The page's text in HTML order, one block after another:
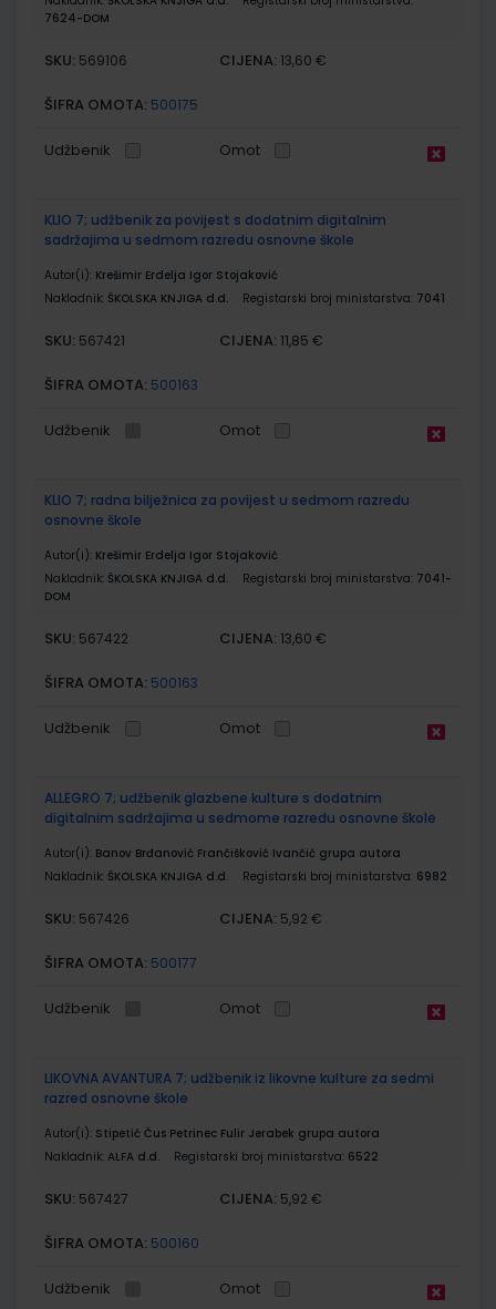
7624-DOM
SKU: 569106 CIJENA: 13,60 €
ŠIFRA OMOTA: 500175
Udžbenik Omot
KLIO 7; udžbenik za povijest s dodatnim digitalnim
sadržajima u sedmom razredu osnovne škole
Autor(i): Krešimir Erdelja Igor Stojaković
Nakladnik: ŠKOLSKA KNJIGA d.d. Registarski broj ministarstva: 7041
SKU: 567421 CIJENA: 11,85 €
ŠIFRA OMOTA: 500163
Udžbenik Omot
KLIO 7; radna bilježnica za povijest u sedmom razredu
osnovne škole
Autor(i): Krešimir Erdelja Igor Stojaković
Nakladnik: ŠKOLSKA KNJIGA d.d. Registarski broj ministarstva: 7041-
DOM
SKU: 567422 CIJENA: 13,60 €
ŠIFRA OMOTA: 500163
Udžbenik Omot
ALLEGRO 7; udžbenik glazbene kulture s dodatnim
digitalnim sadržajima u sedmome razredu osnovne škole
Autor(i): Banov Brđanović Frančišković Ivančić grupa autora
Nakladnik: ŠKOLSKA KNJIGA d.d. Registarski broj ministarstva: 6982
SKU: 567426 CIJENA: 5,92 €
ŠIFRA OMOTA: 500177
Udžbenik Omot
LIKOVNA AVANTURA 7; udžbenik iz likovne kulture za sedmi
razred osnovne škole
Autor(i): Stipetić Čus Petrinec Fulir Jerabek grupa autora
Nakladnik: ALFA d.d. Registarski broj ministarstva: 6522
SKU: 567427 CIJENA: 5,92 €
ŠIFRA OMOTA: 500160
Udžbenik Omot